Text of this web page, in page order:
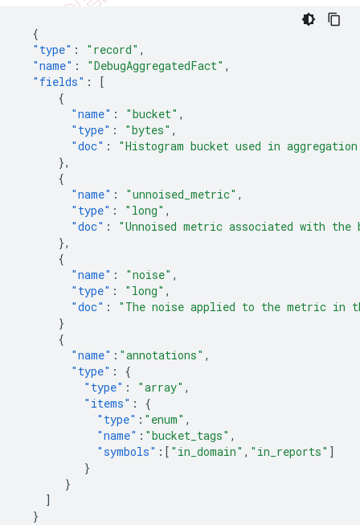
{
"type" : "record" ,
"name" : "DebugAggregatedFact" ,
"fields" :
[
{
"name" : "bucket" ,
"type" : "bytes" ,
"doc" :
"Histogram bucket used in
},
{
"name" : "unnoised_metric" ,
"type" : "long" ,
"doc" :
"Unnoised metric associated with the
},
{
"name" : "noise" ,
"type" : "long" ,
"doc" :
"The noise applied to the metric in
}
{
"name" : "annotations" ,
"type" :
{
"type" : "array" ,
"items" :
{
"type" : "enum" ,
"name" : "bucket_tags" ,
"symbols" :[ "in_domain" , "in_reports" ]
}
}
]
}